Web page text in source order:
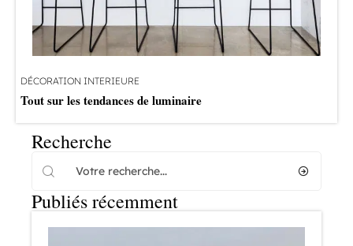
DÉCORATION INTERIEURE
Tout sur les tendances de luminaire
Recherche
Publiés récemment